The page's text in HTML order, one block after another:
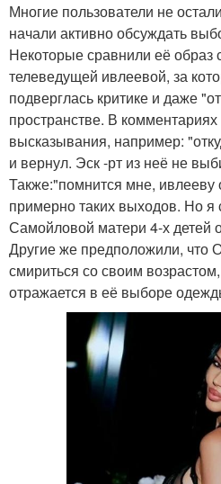
Многие пользователи не
начали активно обсуждать
Некоторые сравнили её образ
телеведущей ивлеевой, за
подверглась критике и даже
пространстве. В комментариях
высказывания, например:
и вернул. Эск -рт из неё не
Также:"помнится мне, ивлееву
примерно таких выходов. Но я
Самойловой матери 4-х детей
Другие же предположили, что
смириться со своим
отражается в её выборе